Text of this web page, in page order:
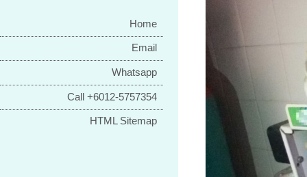
Home
Email
Whatsapp
Call +6012-5757354
HTML Sitemap